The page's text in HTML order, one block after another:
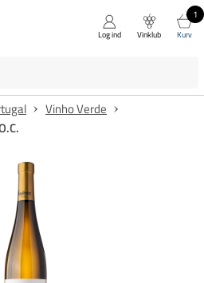
Luk
Log ind Vinklub
1
Kurv
Vinho Verde